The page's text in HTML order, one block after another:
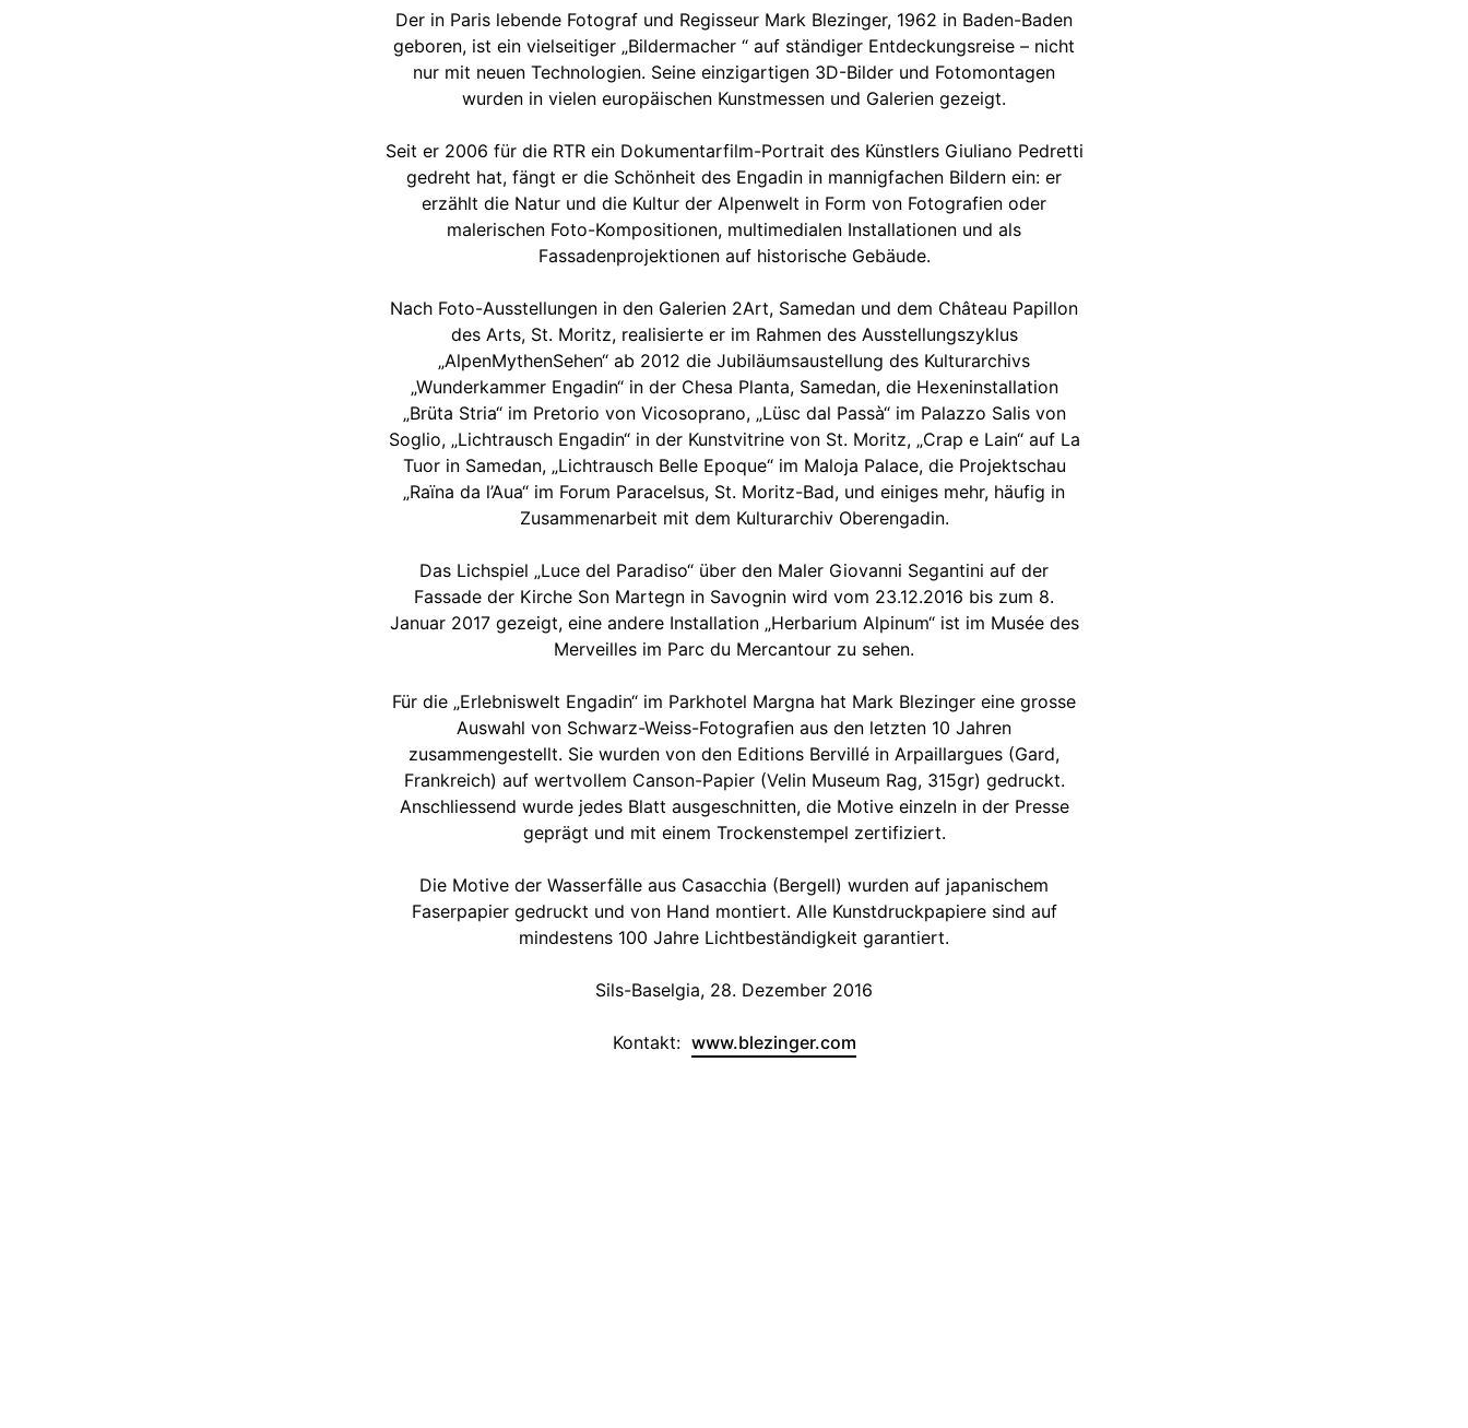
Der in Paris lebende Fotograf und Regisseur Mark Blezinger, 1962 in Baden-Baden
geboren, ist ein vielseitiger „Bildermacher “ auf ständiger Entdeckungsreise – nicht
nur mit neuen Technologien. Seine einzigartigen 3D-Bilder und Fotomontagen
wurden in vielen europäischen Kunstmessen und Galerien gezeigt.
Seit er 2006 für die RTR ein Dokumentarfilm-Portrait des Künstlers Giuliano Pedretti
gedreht hat, fängt er die Schönheit des Engadin in mannigfachen Bildern ein: er
erzählt die Natur und die Kultur der Alpenwelt in Form von Fotografien oder
malerischen Foto-Kompositionen, multimedialen Installationen und als
Fassadenprojektionen auf historische Gebäude.
Nach Foto-Ausstellungen in den Galerien 2Art, Samedan und dem Château Papillon
des Arts, St. Moritz, realisierte er im Rahmen des Ausstellungszyklus
„AlpenMythenSehen“ ab 2012 die Jubiläumsaustellung des Kulturarchivs
„Wunderkammer Engadin“ in der Chesa Planta, Samedan, die Hexeninstallation
„Brüta Stria“ im Pretorio von Vicosoprano, „Lüsc dal Passà“ im Palazzo Salis von
Soglio, „Lichtrausch Engadin“ in der Kunstvitrine von St. Moritz, „Crap e Lain“ auf La
Tuor in Samedan, „Lichtrausch Belle Epoque“ im Maloja Palace, die Projektschau
„Raïna da l’Aua“ im Forum Paracelsus, St. Moritz-Bad, und einiges mehr, häufig in
Zusammenarbeit mit dem Kulturarchiv Oberengadin.
Das Lichspiel „Luce del Paradiso“ über den Maler Giovanni Segantini auf der
Fassade der Kirche Son Martegn in Savognin wird vom 23.12.2016 bis zum 8.
Januar 2017 gezeigt, eine andere Installation „Herbarium Alpinum“ ist im Musée des
Merveilles im Parc du Mercantour zu sehen.
Für die „Erlebniswelt Engadin“ im Parkhotel Margna hat Mark Blezinger eine grosse
Auswahl von Schwarz-Weiss-Fotografien aus den letzten 10 Jahren
zusammengestellt. Sie wurden von den Editions Bervillé in Arpaillargues (Gard,
Frankreich) auf wertvollem Canson-Papier (Velin Museum Rag, 315gr) gedruckt.
Anschliessend wurde jedes Blatt ausgeschnitten, die Motive einzeln in der Presse
geprägt und mit einem Trockenstempel zertifiziert.
Die Motive der Wasserfälle aus Casacchia (Bergell) wurden auf japanischem
Faserpapier gedruckt und von Hand montiert. Alle Kunstdruckpapiere sind auf
mindestens 100 Jahre Lichtbeständigkeit garantiert.
Sils-Baselgia, 28. Dezember 2016
Kontakt: www.blezinger.com